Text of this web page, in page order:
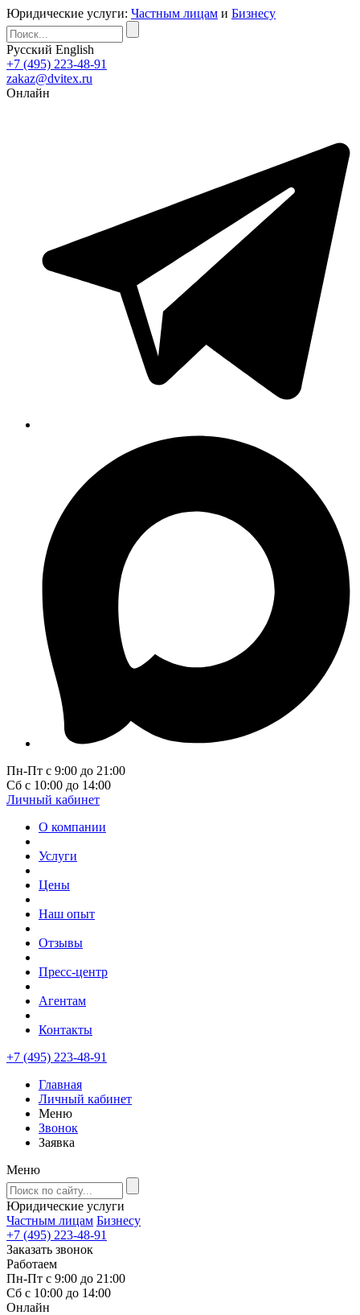
Юридические услуги: Частным лицам и Бизнесу
Русский English
+7 (495) 223-48-91
zakaz@dvitex.ru
Онлайн
Пн-Пт с 9:00 до 21:00
Сб с 10:00 до 14:00
Личный кабинет
О компании
Услуги
Цены
Наш опыт
Отзывы
Пресс-центр
Агентам
Контакты
+7 (495) 223-48-91
Главная
Личный кабинет
Меню
Звонок
Заявка
Меню
Юридические услуги
Частным лицам Бизнесу
+7 (495) 223-48-91
Заказать звонок
Работаем
Пн-Пт с 9:00 до 21:00
Сб с 10:00 до 14:00
Онлайн